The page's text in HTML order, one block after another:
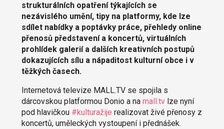
strukturálních opatření týkajících se
nezávislého umění, tipy na platformy, kde lze
sdílet nabídky a poptávky práce, přehledy online
přenosů představení a koncertů, virtuálních
prohlídek galerií a dalších kreativních postupů
dokazujících sílu a nápaditost kulturní obce i v
těžkých časech.
Internetová televize MALL.TV se spojila s
dárcovskou platformou Donio a na mall.tvlze nyní
pod hlavičkou #kulturažije realizovat živé přenosy z
koncertů, uměleckých vystoupení i přednášek.